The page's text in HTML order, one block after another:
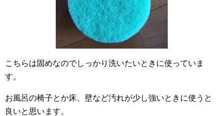
こちらは固めなのでしっかり洗いたいときに使っていま
す。
お風呂の椅子とか床、壁など汚れが少し強いときに使うと
良いと思います。